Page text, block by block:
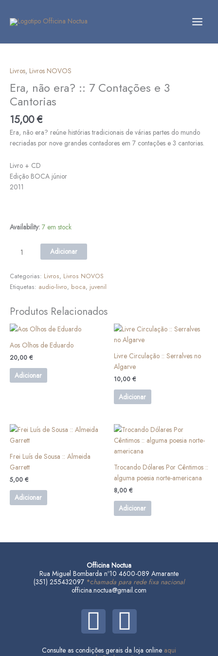
content
Livros, Livros NOVOS
Era, não era? :: 7 Contações e 3
Cantorias
15,00€
Era, não era? reúne histórias tradicionais de várias partes do mundo
recriadas por nove grandes contadores em 7 contações e 3 cantorias.
Livro + CD
Edição BOCA júnior
2011
Availability: 7 em stock
Era,
era?
::
7
Contações
e
3
Adicionar
Categorias: Livros, Livros NOVOS
Etiquetas: audio-livro, boca, juvenil
Produtos Relacionados
Aos Olhos de Eduardo
20,00 €
Adicionar
Livre Circulação :: Serralves no
Algarve
10,00 €
Adicionar
Frei Luís de Sousa :: Almeida
Garrett
5,00 €
Adicionar
Trocando Dólares Por Cêntimos ::
alguma poesia norte-americana
8,00 €
Adicionar
Officina Noctua
Rua Miguel Bombarda nº10 4600-089 Amarante
(351) 255432097 *chamada para rede fixa nacional
officina.noctua@gmail.com
F
a
I
n
Consulte as condições gerais da loja online aqui